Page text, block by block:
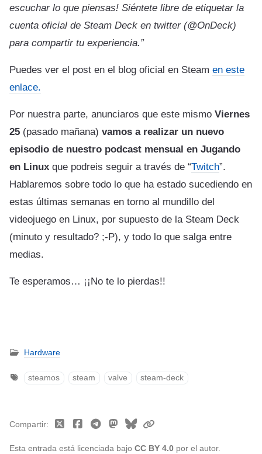
escuchar lo que piensas! Siéntete libre de etiquetar la
cuenta oficial de Steam Deck en twitter (@OnDeck)
para compartir tu experiencia.”
Puedes ver el post en el blog oficial en Steam en este
enlace.
Por nuestra parte, anunciaros que este mismo Viernes
25 (pasado mañana) vamos a realizar un nuevo
episodio de nuestro podcast mensual en Jugando
en Linux que podreis seguir a través de “Twitch”.
Hablaremos sobre todo lo que ha estado sucediendo en
estas últimas semanas en torno al mundillo del
videojuego en Linux, por supuesto de la Steam Deck
(minuto y resultado? ;-P), y todo lo que salga entre
medias.
Te esperamos… ¡¡No te lo pierdas!!
Hardware
steamos steam valve steam-deck
Esta entrada está licenciada bajo CC BY 4.0 por el autor.
Compartir